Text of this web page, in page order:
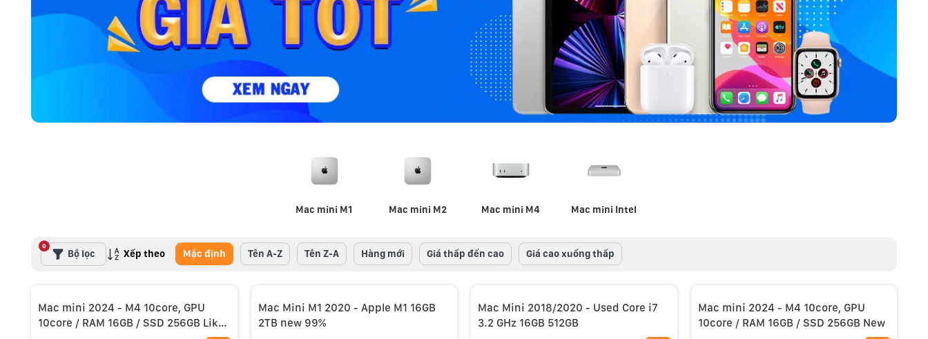
Mac mini M1 Mac mini M2 Mac mini M4 Mac mini Intel
Bộ lọc
0
Xếp theo Mặc định Tên A-Z Tên Z-A Hàng mới Giá thấp đến cao Giá cao xuống thấp
Mac mini 2024 - M4 10core, GPU
10core / RAM 16GB / SSD 256GB Like
Mac Mini M1 2020 - Apple M1 16GB
2TB new 99%
Mac Mini 2018/2020 - Used Core i7
3.2 GHz 16GB 512GB
Mac mini 2024 - M4 10core, GPU
10core / RAM 16GB / SSD 256GB New